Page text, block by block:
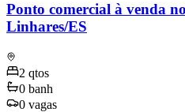
Ponto comercial à venda
Linhares/ES
2 qtos
0 banh
0 vagas